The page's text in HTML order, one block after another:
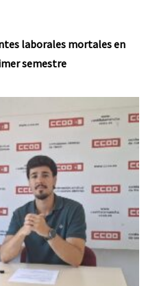
laborales mortales en
semestre